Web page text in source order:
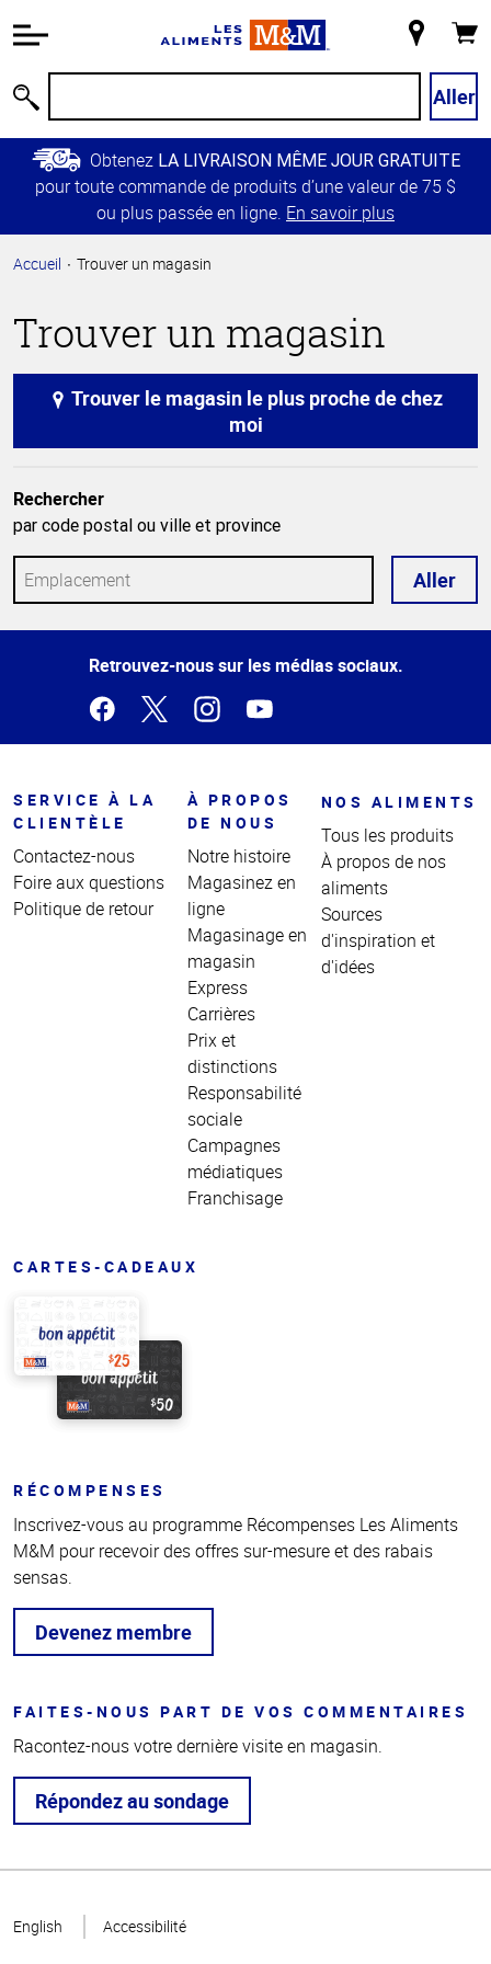
relative à
Passer
contenu
principal
Retour à
principale
magasin
Aller
Obtenez LA LIVRAISON MÊME JOUR GRATUITE
pour toute commande de produits d’une valeur de 75 $
ou plus passée en ligne. En savoir plus
Accueil Trouver un magasin
Trouver un magasin
moi
Rechercher
par code postal ou ville et province
Aller
Retrouvez-nous sur les médias sociaux.
SERVICE À LA
CLIENTÈLE
Contactez-nous
Foire aux questions
Politique de retour
À PROPOS
DE NOUS
Notre histoire
Magasinez en
ligne
Magasinage en
magasin
Express
Carrières
Prix et
distinctions
Responsabilité
sociale
Campagnes
médiatiques
Franchisage
NOS ALIMENTS
Tous les produits
À propos de nos
aliments
Sources
d'inspiration et
d'idées
CARTES-CADEAUX
RÉCOMPENSES
Inscrivez-vous au programme Récompenses Les Aliments
M&M pour recevoir des offres sur-mesure et des rabais
sensas.
Devenez membre
FAITES-NOUS PART DE VOS COMMENTAIRES
Racontez-nous votre dernière visite en magasin.
Répondez au sondage
page
English Accessibilité